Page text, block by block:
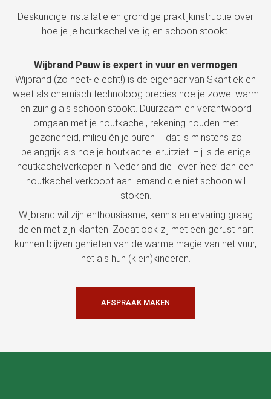
Deskundige installatie en grondige praktijkinstructie over
hoe je je houtkachel veilig en schoon stookt
Wijbrand Pauw is expert in vuur en vermogen
Wijbrand (zo heet-ie echt!) is de eigenaar van Skantiek en
weet als chemisch technoloog precies hoe je zowel warm
en zuinig als schoon stookt. Duurzaam en verantwoord
omgaan met je houtkachel, rekening houden met
gezondheid, milieu én je buren – dat is minstens zo
belangrijk als hoe je houtkachel eruitziet. Hij is de enige
houtkachelverkoper in Nederland die liever ‘nee’ dan een
houtkachel verkoopt aan iemand die niet schoon wil
stoken.
Wijbrand wil zijn enthousiasme, kennis en ervaring graag
delen met zijn klanten. Zodat ook zij met een gerust hart
kunnen blijven genieten van de warme magie van het vuur,
net als hun (klein)kinderen.
AFSPRAAK MAKEN